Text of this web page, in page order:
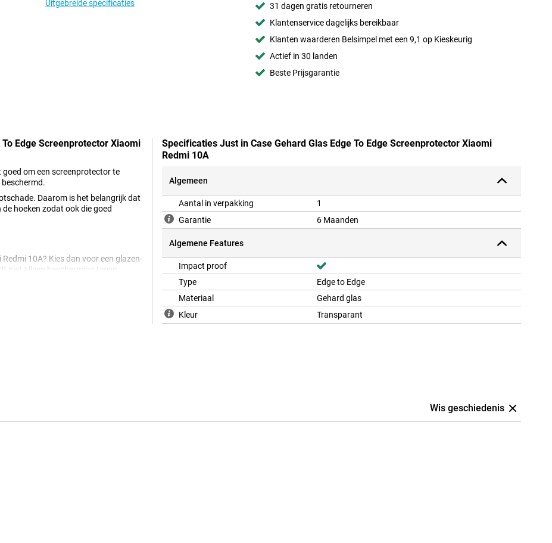
Uitgebreide specificaties
31 dagen gratis retourneren
Klantenservice dagelijks bereikbaar
Klanten waarderen Belsimpel met een 9,1 op Kieskeurig
Actief in 30 landen
Beste Prijsgarantie
Edge Screenprotector Xiaomi
goed om een screenprotector te
Daarom is het belangrijk dat
hoeken zodat ook die goed
10A? Kies dan voor een glazen-
niet alleen bescherming tegen
over het algemeen ook
Specificaties Just in Case Gehard Glas Edge To Edge Screenprotector Xiaomi
Redmi 10A
Algemeen
Aantal in verpakking
1
Garantie
6 Maanden
Algemene Features
Impact proof
Type
Edge to Edge
Materiaal
Gehard glas
Kleur
Transparant
Wis geschiedenis